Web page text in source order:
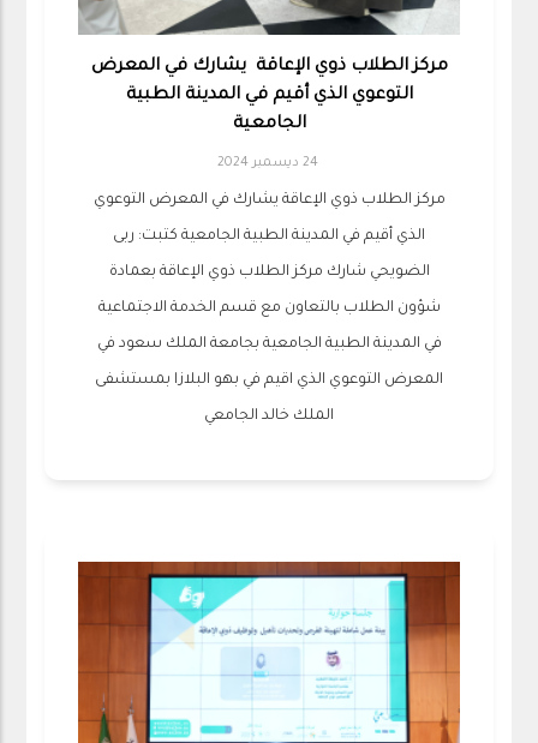
مركز الطلاب ذوي الإعاقة يشارك في المعرض
التوعوي الذي أقيم في المدينة الطبية
الجامعية
24 ديسمبر 2024
مركز الطلاب ذوي الإعاقة يشارك في المعرض التوعوي
الذي أقيم في المدينة الطبية الجامعية كتبت: ربى
الضويحي شارك مركز الطلاب ذوي الإعاقة بعمادة
شؤون الطلاب بالتعاون مع قسم الخدمة الاجتماعية
في المدينة الطبية الجامعية بجامعة الملك سعود في
المعرض التوعوي الذي اقيم في بهو البلازا بمستشفى
الملك خالد الجامعي